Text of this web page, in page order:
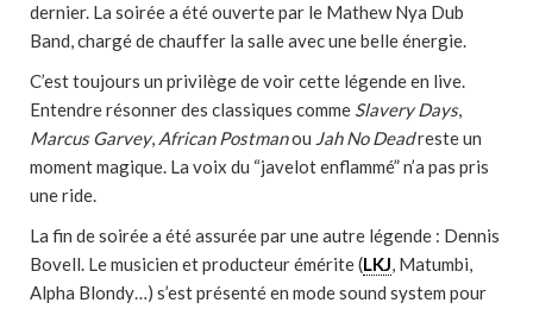
dernier. La soirée a été ouverte par le Mathew Nya Dub
Band, chargé de chauffer la salle avec une belle énergie.
C’est toujours un privilège de voir cette légende en live.
Entendre résonner des classiques comme Slavery Days,
Marcus Garvey, African Postmanou Jah No Deadreste un
moment magique. La voix du “javelot enflammé” n’a pas pris
une ride.
La fin de soirée a été assurée par une autre légende : Dennis
Bovell. Le musicien et producteur émérite (LKJ, Matumbi,
Alpha Blondy…) s’est présenté en mode sound system pour